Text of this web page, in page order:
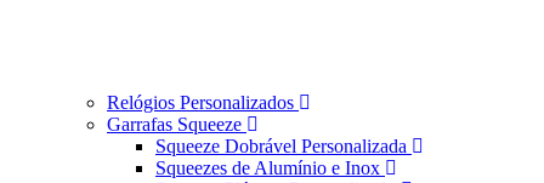
Relógios Personalizados
Garrafas Squeeze
Squeeze Dobrável Personalizada
Squeezes de Alumínio e Inox